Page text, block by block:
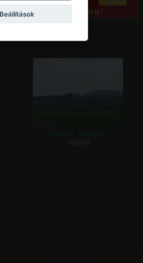
Seliste , Udbina
Gradina
Beállítások